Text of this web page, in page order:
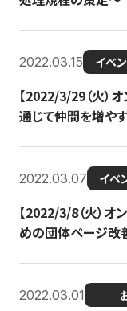
2022.03.15 イベ
【2022/3/29（火）
通じて仲間を増や
2022.03.07 イベ
【2022/3/8（火）オ
めの団体ページ改
2022.03.01